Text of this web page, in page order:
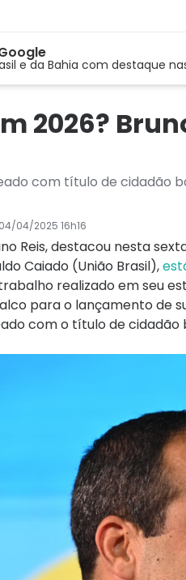
e da Bahia com destaque
2026?
com título de cidadão
04/04/2025 16h16
Reis, destacou nesta
Caiado (União Brasil),
realizado em seu
para o lançamento de
com o título de cidadão